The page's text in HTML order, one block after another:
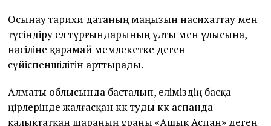
Осынау тарихи датаның маңызын насихаттау мен
түсіндіру ел тұрғындарының ұлты мен ұлысына,
нәсіліне қарамай мемлекетке деген
сүйіспеншілігін арттырады.
Алматы облысында басталып, еліміздің басқа
өңірлерінде жалғасқан көк туды көк аспанда
қалықтатқан шараның ұраны «Ашық Аспан» деген